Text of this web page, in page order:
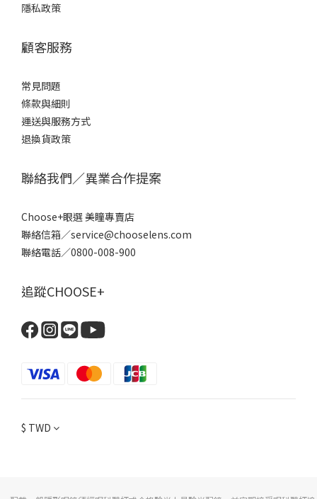
隱私政策
顧客服務
常見問題
條款與細則
運送與服務方式
退換貨政策
聯絡我們／異業合作提案
Choose+眼選 美瞳專賣店
聯絡信箱／service@chooselens.com
聯絡電話／0800-008-900
追蹤CHOOSE+
$ TWD